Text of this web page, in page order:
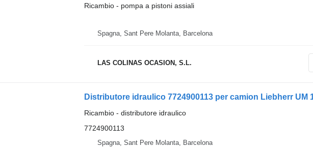
Ricambio - pompa a pistoni assiali
Spagna, Sant Pere Molanta, Barcelona
LAS COLINAS OCASION, S.L.
Distributore idraulico 7724900113 per camion Liebherr UM
Ricambio - distributore idraulico
7724900113
Spagna, Sant Pere Molanta, Barcelona